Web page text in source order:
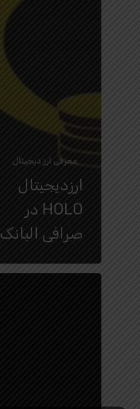
معرفی ارز دیجیتال
ارزدیجیتال
HOLO در
صرافی البانک